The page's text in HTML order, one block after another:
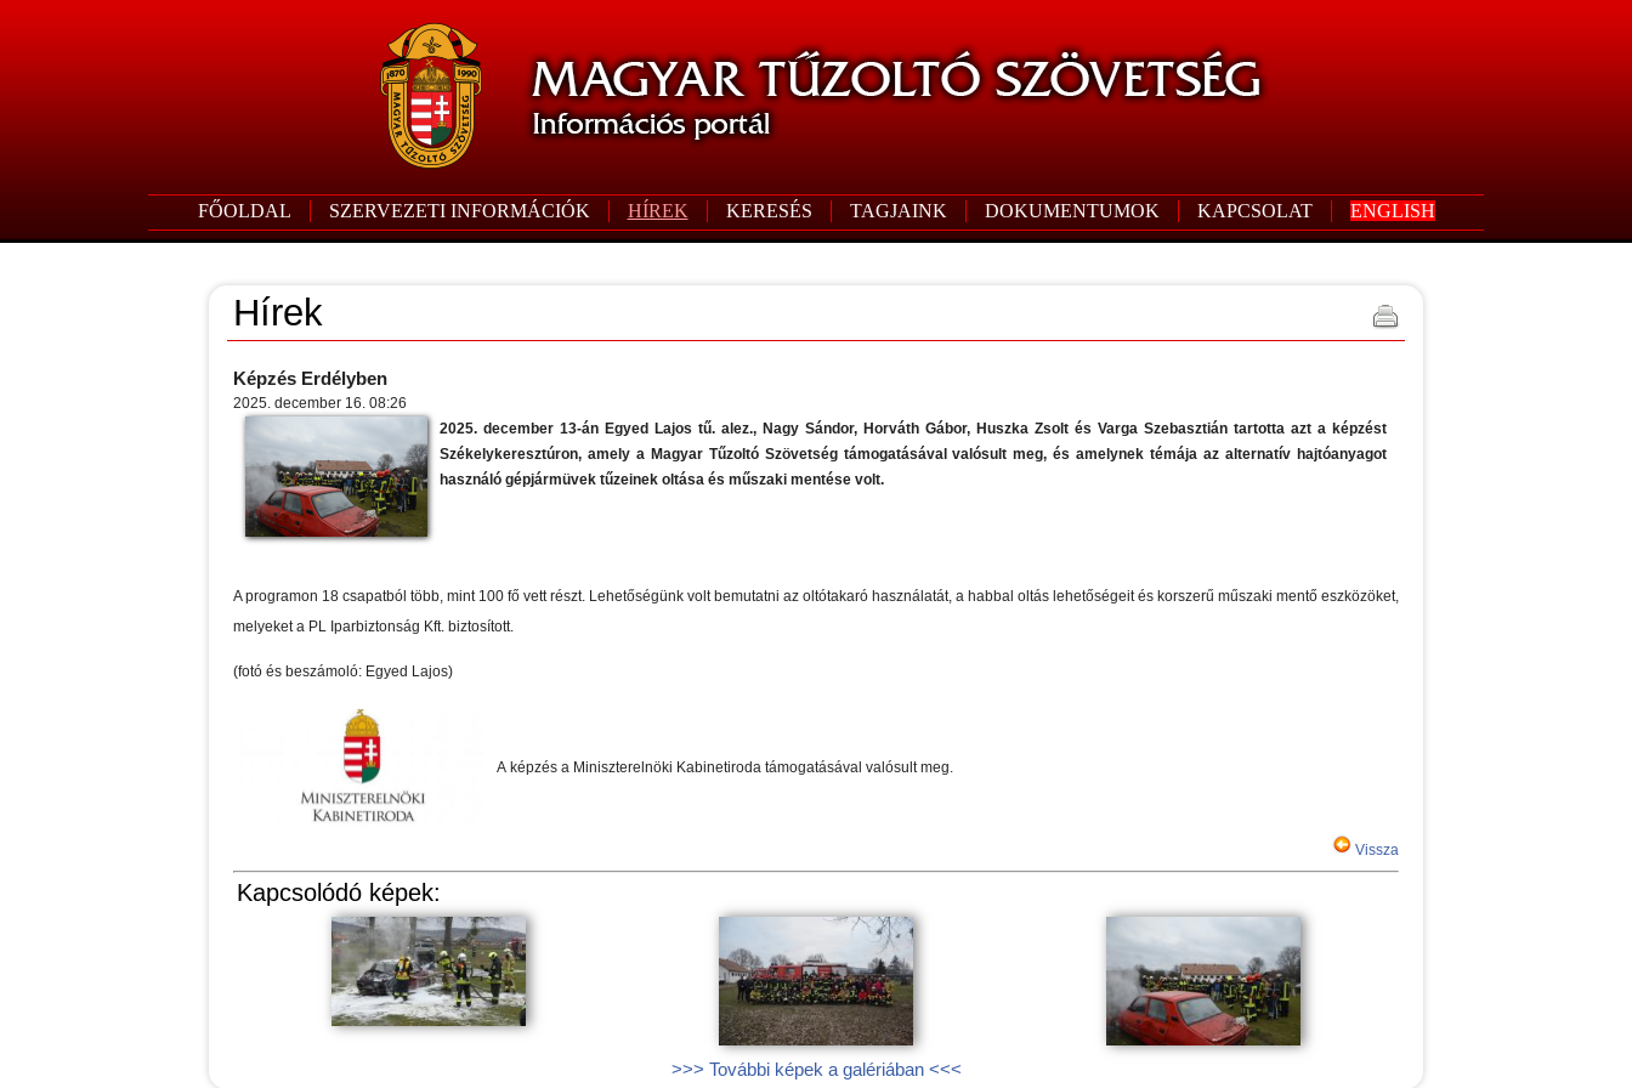
FŐOLDAL SZERVEZETI INFORMÁCIÓK HÍREK KERESÉS TAGJAINK DOKUMENTUMOK KAPCSOLAT ENGLISH
Hírek
Képzés Erdélyben
2025. december 16. 08:26
2025. december 13-án Egyed Lajos tű. alez., Nagy Sándor, Horváth Gábor, Huszka Zsolt és Varga Szebasztián tartotta azt a képzést
Székelykeresztúron, amely a Magyar Tűzoltó Szövetség támogatásával valósult meg, és amelynek témája az alternatív hajtóanyagot
használó gépjármüvek tűzeinek oltása és műszaki mentése volt.
A programon 18 csapatból több, mint 100 fő vett részt. Lehetőségünk volt bemutatni az oltótakaró használatát, a habbal oltás lehetőségeit és korszerű műszaki mentő eszközöket,
melyeket a PL Iparbiztonság Kft. biztosított.
(fotó és beszámoló: Egyed Lajos)
A képzés a Miniszterelnöki Kabinetiroda támogatásával valósult meg.
Vissza
Kapcsolódó képek:
>>> További képek a galériában <<<